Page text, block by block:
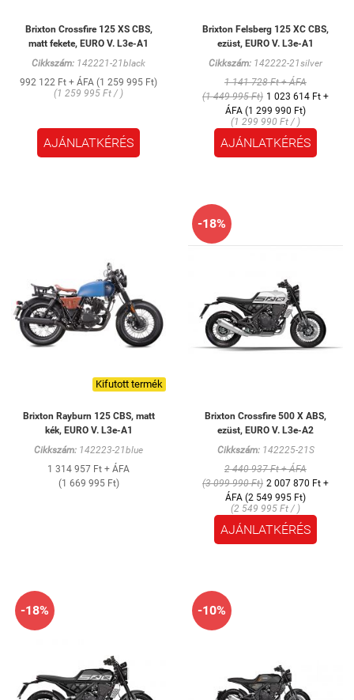
Brixton Crossfire 125 XS CBS,
matt fekete, EURO V. L3e-A1
Cikkszám: 142221-21black
992 122 Ft + ÁFA (1 259 995 Ft)
(1 259 995 Ft / )
AJÁNLATKÉRÉS
Brixton Felsberg 125 XC CBS,
ezüst, EURO V. L3e-A1
Cikkszám: 142222-21silver
1 141 728 Ft + ÁFA
(1 449 995 Ft) 1 023 614 Ft +
ÁFA (1 299 990 Ft)
(1 299 990 Ft / )
AJÁNLATKÉRÉS
Kifutott termék
Brixton Rayburn 125 CBS, matt
kék, EURO V. L3e-A1
Cikkszám: 142223-21blue
1 314 957 Ft + ÁFA
(1 669 995 Ft)
-18%
Brixton Crossfire 500 X ABS,
ezüst, EURO V. L3e-A2
Cikkszám:142225-21S
2 440 937 Ft + ÁFA
(3 099 990 Ft) 2 007 870 Ft +
ÁFA (2 549 995 Ft)
(2 549 995 Ft / )
AJÁNLATKÉRÉS
-18% -10%